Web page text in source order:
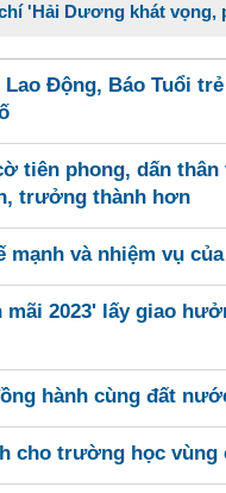
'Hải Dương khát vọng,
Động, Báo Tuổi
tiên phong, dấn thân
trưởng thành hơn
mạnh và nhiệm vụ
2023' lấy giao
hành cùng đất
cho trường học vùng